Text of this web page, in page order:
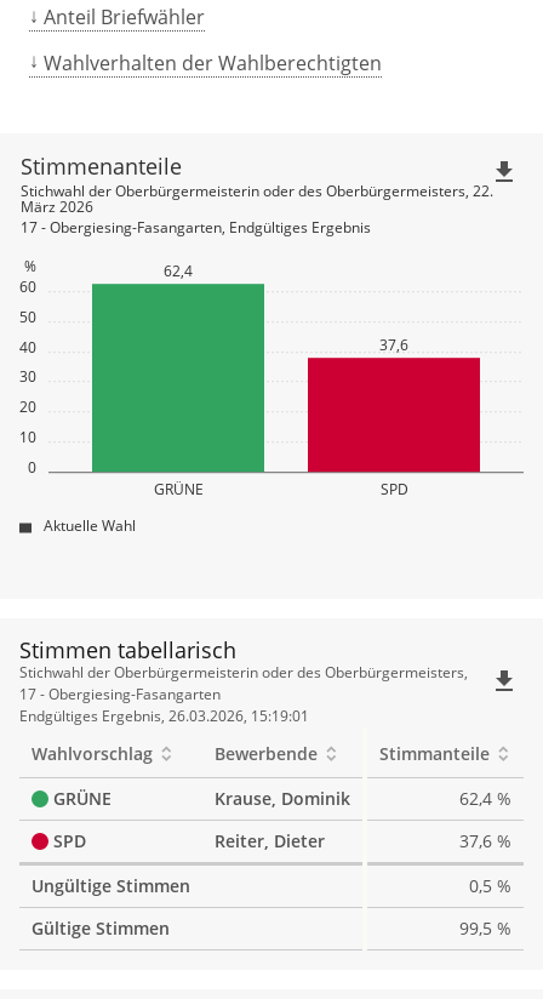
Anteil Briefwähler
Wahlverhalten der Wahlberechtigten
0
10
20
30
40
50
60
%
GRÜNE SPD
62,4
37,6
Stimmenanteile
Stichwahl der Oberbürgermeisterin oder des Oberbürgermeisters, 22.
März 2026
17 - Obergiesing-Fasangarten, Endgültiges Ergebnis
Aktuelle Wahl
file_download
Stimmen tabellarisch
Stimmen
tabellarisch
Stichwahl der Oberbürgermeisterin oder des Oberbürgermeisters,
17 - Obergiesing-Fasangarten
Endgültiges Ergebnis, 26.03.2026, 15:19:01
file_download
Wahlvorschlag Bewerbende
Stimmanteile
GRÜNE
Krause, Dominik
62,4 %
SPD
Reiter, Dieter
37,6 %
Ungültige Stimmen
0,5 %
Gültige Stimmen
99,5 %